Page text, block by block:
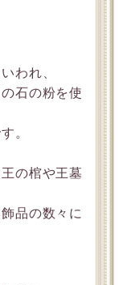
われ、
石の粉を使
。
の棺や王墓
品の数々に